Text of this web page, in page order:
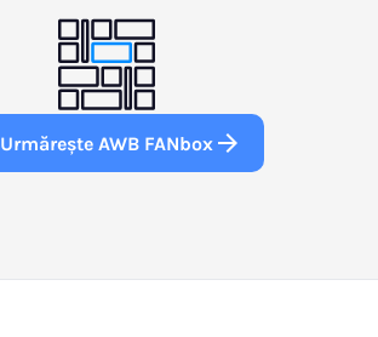
Urmărește AWB FANbox arrow_forward